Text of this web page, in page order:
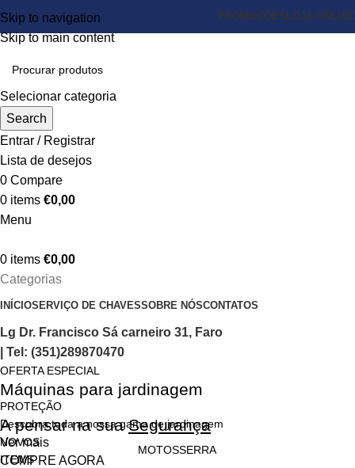
Skip to navigation
Skip to main content
PROMOÇÕES LOJA ONLINE
Selecionar categoria
Search
Entrar / Registrar
Lista de desejos
0 Compare
0 items €0,00
Menu
0 items €0,00
Categorias
INÍCIOSERVIÇO DE CHAVESSOBRE NÓSCONTATOS
Lg Dr. Francisco Sá carneiro 31, Faro
| Tel: (351)289870470
OFERTA ESPECIAL
Máquinas para jardinagem
Descubra toda a nossa gama de jardinagem
Ver mais
PROTEÇÃO
A pensar na suaSegurança
COMPRE AGORA
NOVOS
ITEMS
MOTOSSERRA